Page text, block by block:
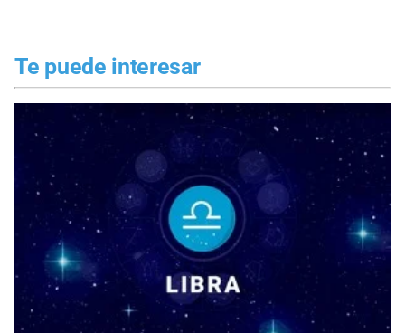
Te puede interesar